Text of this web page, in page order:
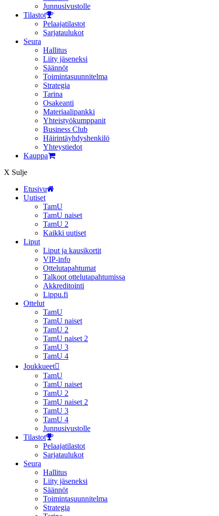
Junnusivustolle
Tilastot
Pelaajatilastot
Sarjataulukot
Seura
Hallitus
Liity jäseneksi
Säännöt
Toimintasuunnitelma
Strategia
Tarina
Osakeanti
Materiaalipankki
Yhteistyö­kumppanit
Business Club
Häirintä­yhdyshenkilö
Yhteystiedot
Kauppa
X Sulje
Etusivu
Uutiset
TamU
TamU naiset
TamU 2
Kaikki uutiset
Liput
Liput ja kausikortit
VIP-info
Ottelutapahtumat
Talkoot ottelutapahtumissa
Akkreditointi
Lippu.fi
Ottelut
TamU
TamU naiset
TamU 2
TamU naiset 2
TamU 3
TamU 4
Joukkueet
TamU
TamU naiset
TamU 2
TamU naiset 2
TamU 3
TamU 4
Junnusivustolle
Tilastot
Pelaajatilastot
Sarjataulukot
Seura
Hallitus
Liity jäseneksi
Säännöt
Toimintasuunnitelma
Strategia